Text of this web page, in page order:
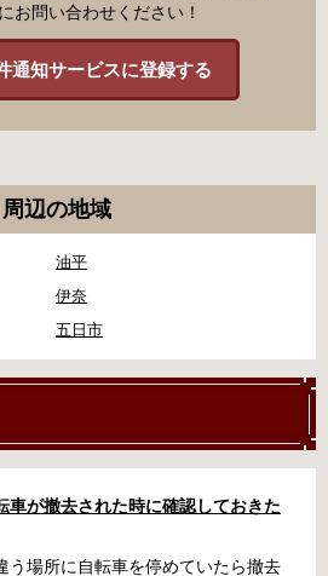
お問い合わせください！
通知サービスに登録する
周辺の地域
油平
伊奈
五日市
車が撤去された時に確認しておきた
う場所に自転車を停めていたら撤去